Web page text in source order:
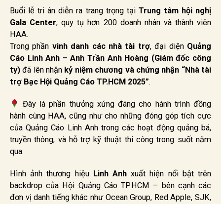
Buổi lễ tri ân diễn ra trang trọng tại Trung tâm hội nghị
Gala Center, quy tụ hơn 200 doanh nhân và thành viên
HAA.
Trong phần vinh danh các nhà tài trợ, đại diện Quảng
Cáo Linh Anh – Anh Trần Anh Hoàng (Giám đốc công
ty) đã lên nhận kỷ niệm chương và chứng nhận “Nhà tài
trợ Bạc Hội Quảng Cáo TP.HCM 2025”.
Đây là phần thưởng xứng đáng cho hành trình đồng
hành cùng HAA, cũng như cho những đóng góp tích cực
của Quảng Cáo Linh Anh trong các hoạt động quảng bá,
truyền thông, và hỗ trợ kỹ thuật thi công trong suốt năm
qua.
Hình ảnh thương hiệu Linh Anh xuất hiện nổi bật trên
backdrop của Hội Quảng Cáo TP.HCM – bên cạnh các
đơn vị danh tiếng khác như Ocean Group, Red Apple, SJK,